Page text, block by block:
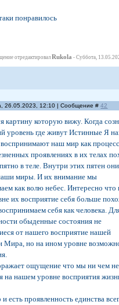
понятными.
виденья можно понять что
себя прошлого, а делаем
отбросим и станем новыми
прошлых ...
что те кто меня защищал и
сознание вернуло целосноть с
и я должен вернуть
всех уровнях...
я не считаю поток
вижу проблему высших жизней
себя от нас тут. Не зря
они смогут вернуть себе,
всех уровнях мироздания... А они
нас как на поток обезличенный. А
мешающее им на их уровнях...
понравилось
отредактировалRukola -Суббота,
26.05.2023, 12:10 | Сообщение #42
картину которую вижу. Когда
уровень где живут Истинные Я
воспринимают наш мир как
проявлениях в их телах
в теле. Внутри этих пятен
миры. И их внимание мы
как волю небес. Интересно что
их восприятие себя больше
себя как человека.
обыденные состояния не
от нашего восприятие нашей
Мира, но на ином уровне
ощущение что мы ни чем не
на нашем уровне восприятия
есть проявленность единства